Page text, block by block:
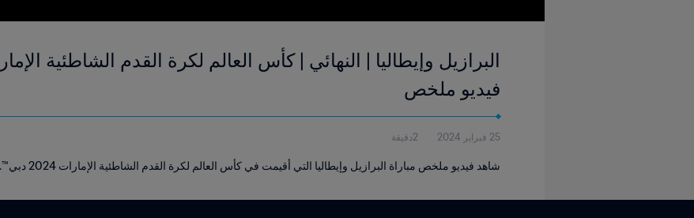
فيديو ملخص
25 فبراير 2024 2دقيقة
شاهد فيديو ملخص مباراة البرازيل وإيطاليا التي أقيمت في كأس العالم لكرة القدم الشاطئية الإمارات 2024 دبي™.